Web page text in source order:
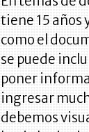
tiene 15 años
como el
se puede
poner
ingresar
debemos